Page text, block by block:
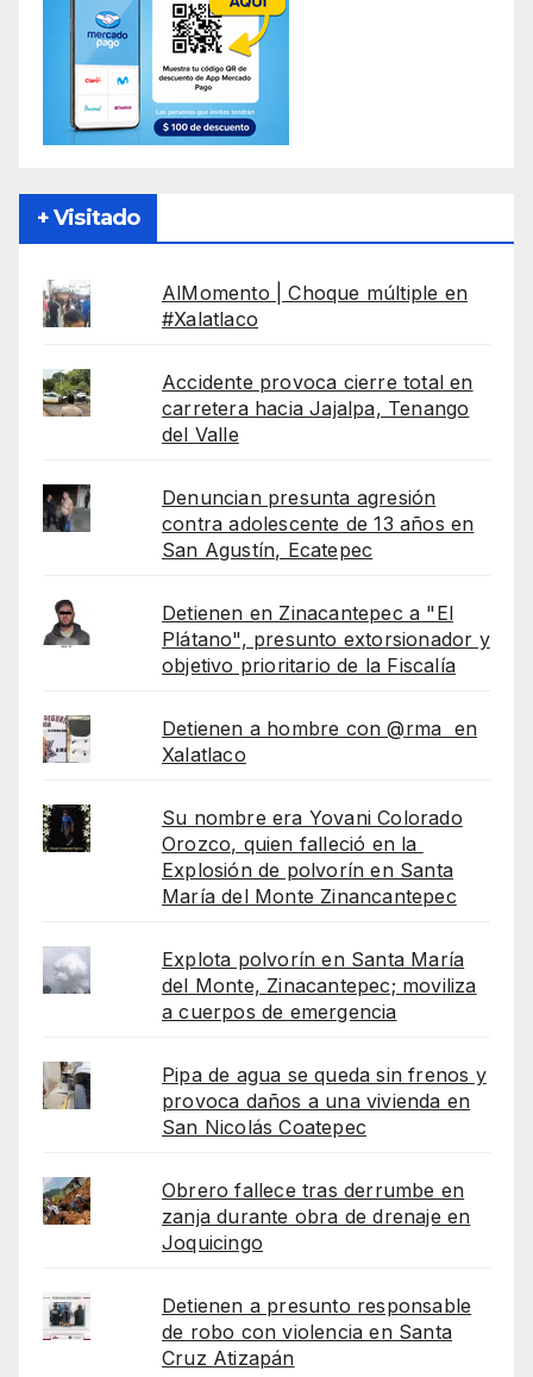
+ Visitado
AlMomento | Choque múltiple en
#Xalatlaco
Accidente provoca cierre total en
carretera hacia Jajalpa, Tenango
del Valle
Denuncian presunta agresión
contra adolescente de 13 años en
San Agustín, Ecatepec
Detienen en Zinacantepec a "El
Plátano", presunto extorsionador y
objetivo prioritario de la Fiscalía
Detienen a hombre con @rma en
Xalatlaco
Su nombre era Yovani Colorado
Orozco, quien falleció en la
Explosión de polvorín en Santa
María del Monte Zinancantepec
Explota polvorín en Santa María
del Monte, Zinacantepec; moviliza
a cuerpos de emergencia
Pipa de agua se queda sin frenos y
provoca daños a una vivienda en
San Nicolás Coatepec
Obrero fallece tras derrumbe en
zanja durante obra de drenaje en
Joquicingo
Detienen a presunto responsable
de robo con violencia en Santa
Cruz Atizapán